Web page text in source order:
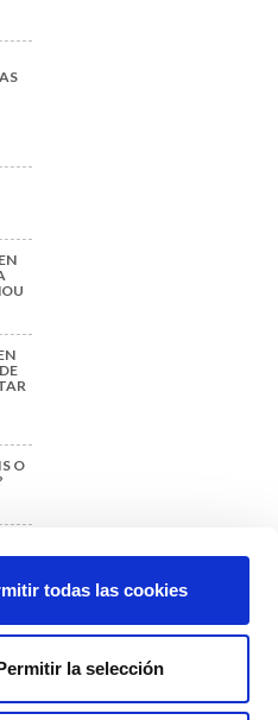
todas las cookies
la selección
O